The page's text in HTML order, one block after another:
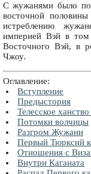
С жужанями было
восточной
истреблению
империей Вэй в
Восточного Вэй, в
Чжоу.
Оглавление:
Вступление
Предыстория
Телесское
Потомки волчицы
Разгром Жужани
Первый Тюрксий
Отношения с
Внутри Каганата